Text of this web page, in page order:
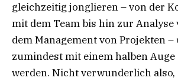
gleichzeitig jonglieren – von der
mit dem Team bis hin zur Analyse
dem Management von Projekten
zumindest mit einem halben
werden. Nicht verwunderlich also,